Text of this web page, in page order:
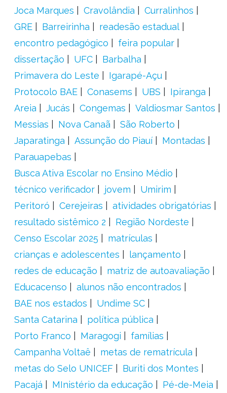
Joca Marques
Cravolândia
Curralinhos
GRE
Barreirinha
readesão estadual
encontro pedagógico
feira popular
dissertação
UFC
Barbalha
Primavera do Leste
Igarapé-Açu
Protocolo BAE
Conasems UBS
Ipiranga
Areia
Jucás Congemas
Valdiosmar Santos
Messias
Nova Canaã
São Roberto
Japaratinga
Assunção do Piauí
Montadas
Parauapebas
Busca Ativa Escolar no Ensino Médio
técnico verificador
jovem
Umirim
Peritoró
Cerejeiras
atividades obrigatórias
resultado sistêmico 2
Região Nordeste
Censo Escolar 2025
matrículas
crianças e adolescentes
lançamento
redes de educação
matriz de autoavaliação
Educacenso
alunos não encontrados
BAE nos estados
Undime SC
Santa Catarina
política pública
Porto Franco
Maragogi
famílias
Campanha Voltaê
metas de rematrícula
metas do Selo UNICEF
Buriti dos Montes
Pacajá
MInistério da educação
Pé-de-Meia